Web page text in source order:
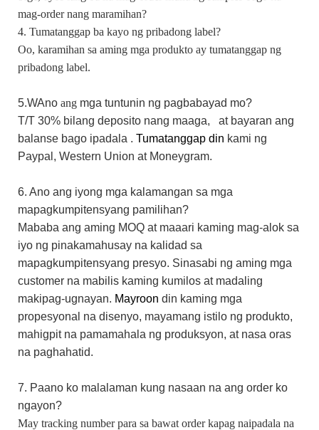
mag-order nang maramihan?
4. Tumatanggap ba kayo ng pribadong label?
Oo, karamihan sa aming mga produkto ay tumatanggap ng
pribadong label.
5.WAno ang mga tuntunin ng pagbabayad mo?
T/T 30% bilang deposito nang maaga,
at bayaran ang
balanse bago ipadala . Tumatanggap din kami ng
Paypal, Western Union at Moneygram.
6. Ano ang iyong mga kalamangan sa mga
mapagkumpitensyang pamilihan?
Mababa ang aming MOQ at maaari kaming mag-alok sa
iyo ng pinakamahusay na kalidad sa
mapagkumpitensyang presyo. Sinasabi ng aming mga
customer na mabilis kaming kumilos at madaling
makipag-ugnayan. Mayroon din kaming mga
propesyonal na disenyo, mayamang istilo ng produkto,
mahigpit na pamamahala ng produksyon, at nasa oras
na paghahatid.
7. Paano ko malalaman kung nasaan na ang order ko
ngayon?
May tracking number para sa bawat order kapag naipadala na